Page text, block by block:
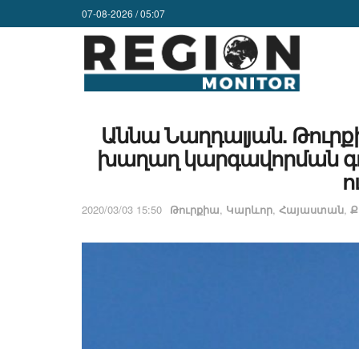
07-08-2026 / 05:07
Աննա Նաղդալյան.
խաղաղ կարգավորման
2020/03/03 15:50 Թուրքիա, Կարևոր, Հայաստան,